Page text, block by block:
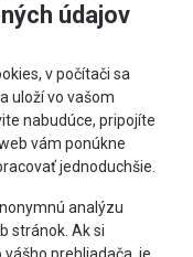
údajov
v počítači sa
uloží vo vašom
nabudúce, pripojíte
vám ponúkne
jednoduchšie.
analýzu
stránok. Ak si